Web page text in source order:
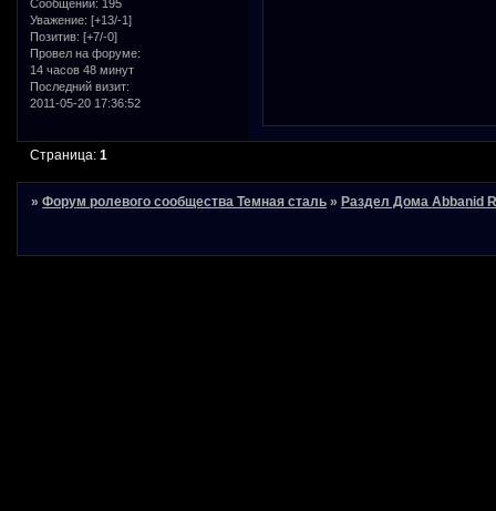
Сообщений: 195
Уважение: [+13/-1]
Позитив: [+7/-0]
Провел на форуме:
14 часов 48 минут
Последний визит:
2011-05-20 17:36:52
Страница:1
»Форум ролевого сообщества Темная сталь »Раздел Дома Abbanid